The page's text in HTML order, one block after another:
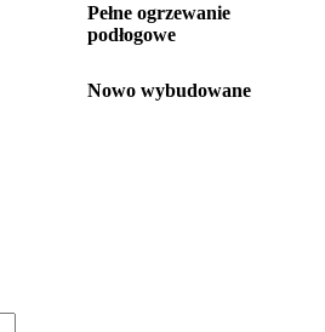
Pełne ogrzewanie
podłogowe
Nowo wybudowane